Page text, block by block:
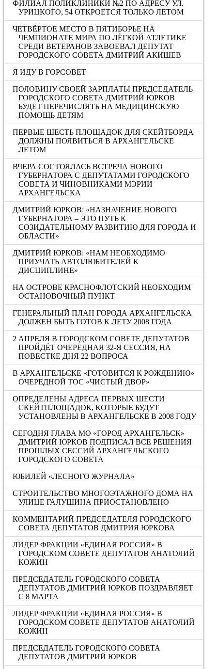
ФИЛИАЛ ПОЛИКЛИНИКИ №2 ПО АДРЕСУ УЛ.
УРИЦКОГО, 54 ОТКРОЕТСЯ ТОЛЬКО ЛЕТОМ
ЧЕТВЁРТОЕ МЕСТО В ПЯТИБОРЬЕ НА
ЧЕМПИОНАТЕ МИРА ПО ЛЁГКОЙ АТЛЕТИКЕ
СРЕДИ ВЕТЕРАНОВ ЗАВОЕВАЛ ДЕПУТАТ
ГОРОДСКОГО СОВЕТА ДМИТРИЙ АКИШЕВ
Я ИДУ В ГОРСОВЕТ
ПОЛОВИНУ СВОЕЙ ЗАРПЛАТЫ ПРЕДСЕДАТЕЛЬ
ГОРОДСКОГО СОВЕТА ДМИТРИЙ ЮРКОВ
БУДЕТ ПЕРЕЧИСЛЯТЬ НА МЕДИЦИНСКУЮ
ПОМОЩЬ ДЕТЯМ
ПЕРВЫЕ ШЕСТЬ ПЛОЩАДОК ДЛЯ СКЕЙТБОРДА
ДОЛЖНЫ ПОЯВИТЬСЯ В АРХАНГЕЛЬСКЕ
ЛЕТОМ
ВЧЕРА СОСТОЯЛАСЬ ВСТРЕЧА НОВОГО
ГУБЕРНАТОРА С ДЕПУТАТАМИ ГОРОДСКОГО
СОВЕТА И ЧИНОВНИКАМИ МЭРИИ
АРХАНГЕЛЬСКА
ДМИТРИЙ ЮРКОВ: «НАЗНАЧЕНИЕ НОВОГО
ГУБЕРНАТОРА – ЭТО ПУТЬ К
СОЗИДАТЕЛЬНОМУ РАЗВИТИЮ ДЛЯ ГОРОДА И
ОБЛАСТИ»
ДМИТРИЙ ЮРКОВ: «НАМ НЕОБХОДИМО
ПРИУЧАТЬ АВТОЛЮБИТЕЛЕЙ К
ДИСЦИПЛИНЕ»
НА ОСТРОВЕ КРАСНОФЛОТСКИЙ НЕОБХОДИМ
ОСТАНОВОЧНЫЙ ПУНКТ
ГЕНЕРАЛЬНЫЙ ПЛАН ГОРОДА АРХАНГЕЛЬСКА
ДОЛЖЕН БЫТЬ ГОТОВ К ЛЕТУ 2008 ГОДА
2 АПРЕЛЯ В ГОРОДСКОМ СОВЕТЕ ДЕПУТАТОВ
ПРОЙДЁТ ОЧЕРЕДНАЯ 32-Я СЕССИЯ, НА
ПОВЕСТКЕ ДНЯ 22 ВОПРОСА
В АРХАНГЕЛЬСКЕ «ГОТОВИТСЯ К РОЖДЕНИЮ»
ОЧЕРЕДНОЙ ТОС «ЧИСТЫЙ ДВОР»
ОПРЕДЕЛЕНЫ АДРЕСА ПЕРВЫХ ШЕСТИ
СКЕЙТПЛОЩАДОК, КОТОРЫЕ БУДУТ
УСТАНОВЛЕНЫ В АРХАНГЕЛЬСКЕ В 2008 ГОДУ
СЕГОДНЯ ГЛАВА МО «ГОРОД АРХАНГЕЛЬСК»
ДМИТРИЙ ЮРКОВ ПОДПИСАЛ ВСЕ РЕШЕНИЯ
ПРОШЛЫХ СЕССИЙ АРХАНГЕЛЬСКОГО
ГОРОДСКОГО СОВЕТА
ЮБИЛЕЙ «ЛЕСНОГО ЖУРНАЛА»
СТРОИТЕЛЬСТВО МНОГОЭТАЖНОГО ДОМА НА
УЛИЦЕ ГАЛУШИНА ПРИОСТАНОВЛЕНО
КОММЕНТАРИЙ ПРЕДСЕДАТЕЛЯ ГОРОДСКОГО
СОВЕТА ДЕПУТАТОВ ДМИТРИЯ ЮРКОВА
ЛИДЕР ФРАКЦИИ «ЕДИНАЯ РОССИЯ» В
ГОРОДСКОМ СОВЕТЕ ДЕПУТАТОВ АНАТОЛИЙ
КОЖИН
ПРЕДСЕДАТЕЛЬ ГОРОДСКОГО СОВЕТА
ДЕПУТАТОВ ДМИТРИЙ ЮРКОВ ПОЗДРАВЛЯЕТ
С 8 МАРТА
ЛИДЕР ФРАКЦИИ «ЕДИНАЯ РОССИЯ» В
ГОРОДСКОМ СОВЕТЕ ДЕПУТАТОВ АНАТОЛИЙ
КОЖИН
ПРЕДСЕДАТЕЛЬ ГОРОДСКОГО СОВЕТА
ДЕПУТАТОВ ДМИТРИЙ ЮРКОВ